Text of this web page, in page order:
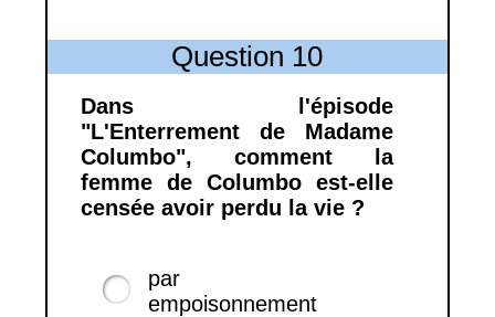
Question 10
Dans l'épisode
"L'Enterrement de Madame
Columbo", comment la
femme de Columbo est-elle
censée avoir perdu la vie ?
par
empoisonnement